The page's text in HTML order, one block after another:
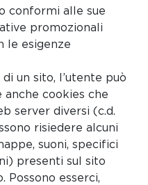
conformi alle sue
promozionali
le esigenze
un sito, l’utente può
cookies che
server diversi (c.d.
risiedere alcuni
suoni, specifici
presenti sul sito
Possono esserci,